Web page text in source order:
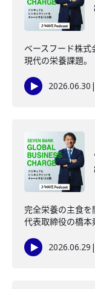
ベースフード株式
現代の栄養課題。
2026.06.30 |
完全栄養の主食
代表取締役の橋本
2026.06.29 |